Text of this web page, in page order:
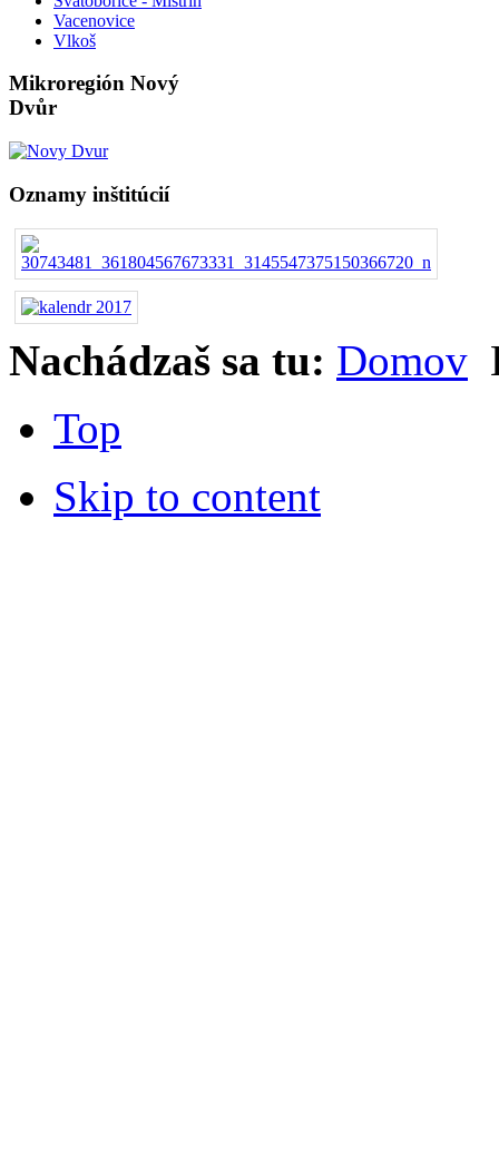
Vacenovice
Vlkoš
Mikroregión Nový
Dvůr
Oznamy inštitúcií
Nachádzaš sa tu: Domov
Top
Skip to content